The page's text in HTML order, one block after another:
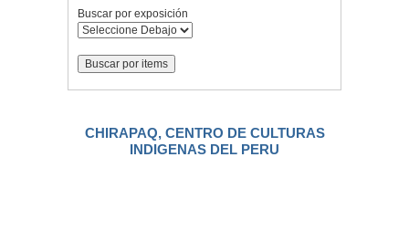
Buscar por exposición
CHIRAPAQ, CENTRO DE CULTURAS
INDIGENAS DEL PERU